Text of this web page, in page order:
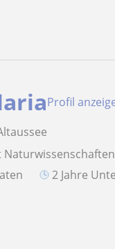
Profil
2 Jahre